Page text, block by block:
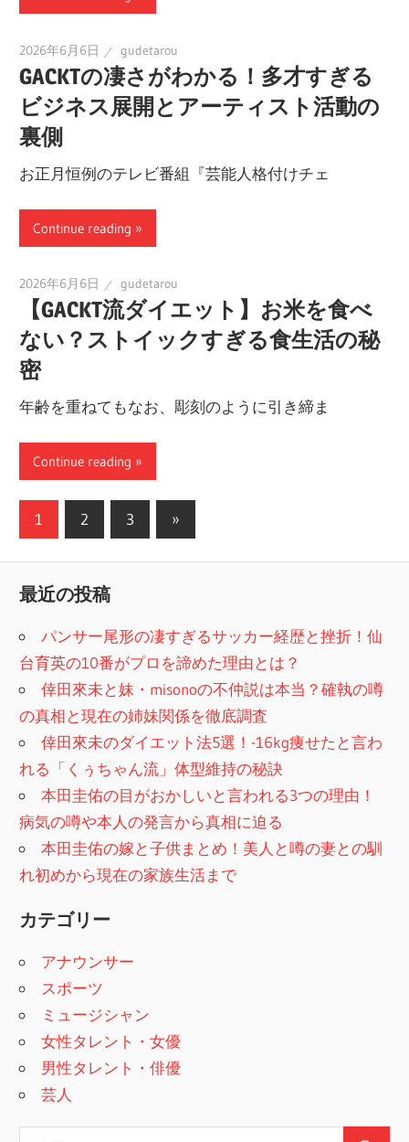
2026年6月6日 gudetarou
GACKTの凄さがわかる！多才すぎる
ビジネス展開とアーティスト活動の
裏側
お正月恒例のテレビ番組『芸能人格付けチェ
Continue reading
2026年6月6日 gudetarou
【GACKT流ダイエット】お米を食べ
ない？ストイックすぎる食生活の秘
密
年齢を重ねてもなお、彫刻のように引き締ま
Continue reading
投
稿
ナ
ビ
ゲ
ー
シ
ョ
ン
1 2 3
次
»
最近の投稿
パンサー尾形の凄すぎるサッカー経歴と挫折！仙
台育英の10番がプロを諦めた理由とは？
倖田來未と妹・misonoの不仲説は本当？確執の噂
の真相と現在の姉妹関係を徹底調査
倖田來未のダイエット法5選！-16kg痩せたと言わ
れる「くぅちゃん流」体型維持の秘訣
本田圭佑の目がおかしいと言われる3つの理由！
病気の噂や本人の発言から真相に迫る
本田圭佑の嫁と子供まとめ！美人と噂の妻との馴
れ初めから現在の家族生活まで
カテゴリー
アナウンサー
スポーツ
ミュージシャン
女性タレント・女優
男性タレント・俳優
芸人